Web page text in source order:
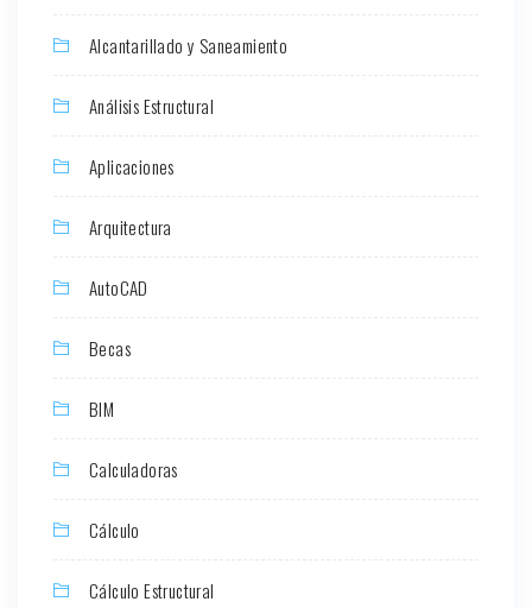
Alcantarillado y Saneamiento
Análisis Estructural
Aplicaciones
Arquitectura
AutoCAD
Becas
BIM
Calculadoras
Cálculo
Cálculo Estructural